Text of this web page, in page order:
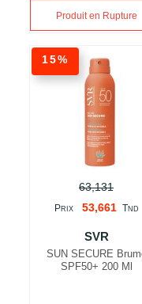
Produit en Rupture
15%
63,131
PRIX 53,661 TND
SVR
SUN SECURE
SPF50+ 200 Ml